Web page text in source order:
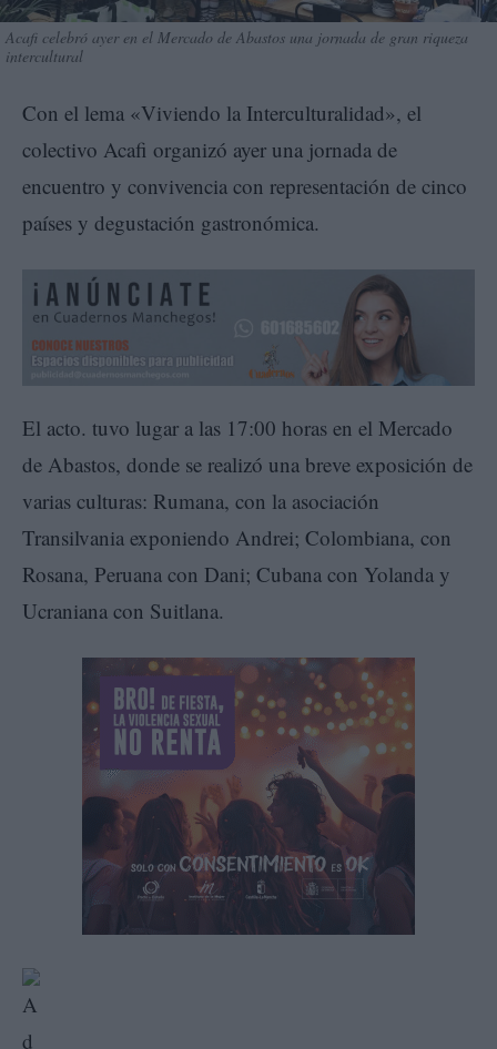
Acafi celebró ayer en el Mercado de Abastos una jornada de gran riqueza
intercultural
Con el lema «Viviendo la Interculturalidad», el
colectivo Acafi organizó ayer una jornada de
encuentro y convivencia con representación de cinco
países y degustación gastronómica.
El acto. tuvo lugar a las 17:00 horas en el Mercado
de Abastos, donde se realizó una breve exposición de
varias culturas: Rumana, con la asociación
Transilvania exponiendo Andrei; Colombiana, con
Rosana, Peruana con Dani; Cubana con Yolanda y
Ucraniana con Suitlana.